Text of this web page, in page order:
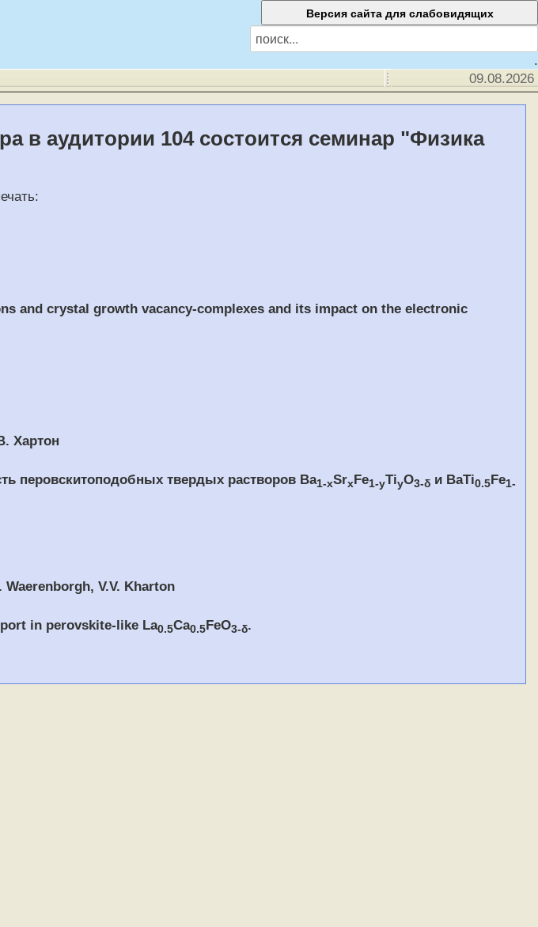
.
09.08.2026
в аудитории 104 состоится семинар "Физика
and crystal growth vacancy-complexes and its impact on the electronic
Хартон
перовскитоподобных твердых растворов Ba1-xSrxFe1-yTiyO3-δи BaTi0.5Fe1-
V.V. Kharton
in perovskite-like La0.5Ca0.5FeO3-δ.